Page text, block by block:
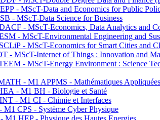
- MScT-Data and Economics for Public
- MScT-Data Science for Business
- MScT-Economics, Data Analytics and
- MScT-Environmental Engineering and
- MScT-Economics for Smart Cities and
- MScT-Internet of Things : Innovation and
- MScT-Energy Environment : Science
- M1 APPMS - Mathématiques
- M1 BH - Biologie et Santé
- M1 CI - Chimie et Interfaces
M1 CPS - Système Cyber Physique
M1 HEP - Physique des Hautes Energies